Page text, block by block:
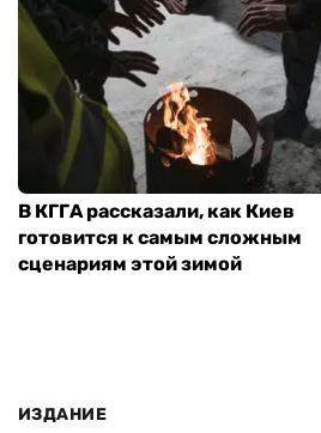
В КГГА рассказали, как Киев
готовится к самым сложным
сценариям этой зимой
ИЗДАНИЕ